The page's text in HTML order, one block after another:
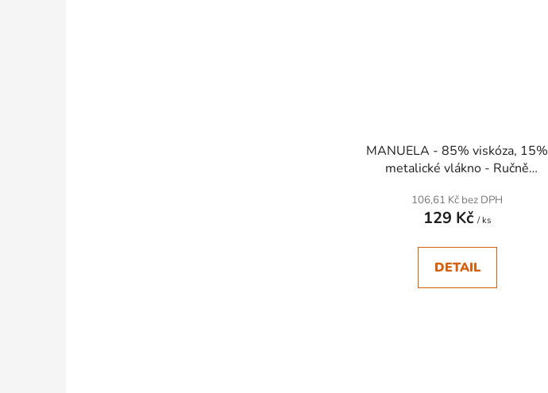
MANUELA - 85% viskóza, 15%
metalické vlákno - Ručně
106,61 Kč bez DPH
129 Kč/ ks
DETAIL